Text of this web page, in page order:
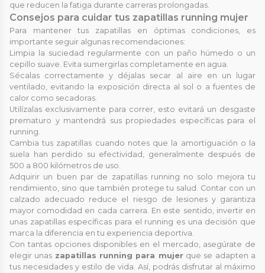
que reducen la fatiga durante carreras prolongadas.
Consejos para cuidar tus zapatillas running mujer
Para mantener tus zapatillas en óptimas condiciones, es
importante seguir algunas recomendaciones:
Limpia la suciedad regularmente con un paño húmedo o un
cepillo suave. Evita sumergirlas completamente en agua.
Sécalas correctamente y déjalas secar al aire en un lugar
ventilado, evitando la exposición directa al sol o a fuentes de
calor como secadoras.
Utilízalas exclusivamente para correr, esto evitará un desgaste
prematuro y mantendrá sus propiedades específicas para el
running.
Cambia tus zapatillas cuando notes que la amortiguación o la
suela han perdido su efectividad, generalmente después de
500 a 800 kilómetros de uso.
Adquirir un buen par de zapatillas running no solo mejora tu
rendimiento, sino que también protege tu salud. Contar con un
calzado adecuado reduce el riesgo de lesiones y garantiza
mayor comodidad en cada carrera. En este sentido, invertir en
unas zapatillas específicas para el running es una decisión que
marca la diferencia en tu experiencia deportiva.
Con tantas opciones disponibles en el mercado, asegúrate de
elegir unas zapatillas running para mujerque se adapten a
tus necesidades y estilo de vida. Así, podrás disfrutar al máximo